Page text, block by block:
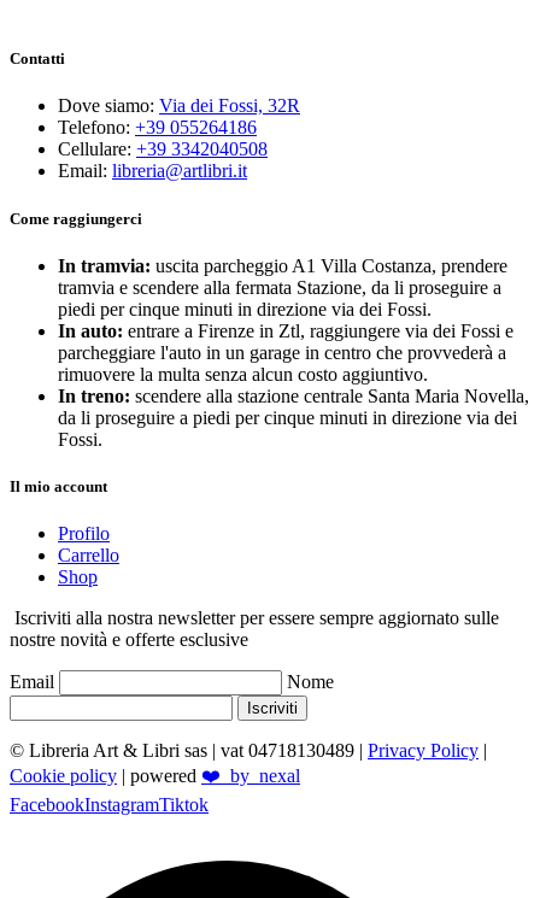
Contatti
Dove siamo: Via dei Fossi, 32R
Telefono: +39 055264186
Cellulare: +39 3342040508
Email: libreria@artlibri.it
Come raggiungerci
In tramvia: uscita parcheggio A1 Villa Costanza, prendere
tramvia e scendere alla fermata Stazione, da li proseguire a
piedi per cinque minuti in direzione via dei Fossi.
In auto: entrare a Firenze in Ztl, raggiungere via dei Fossi e
parcheggiare l'auto in un garage in centro che provvederà a
rimuovere la multa senza alcun costo aggiuntivo.
In treno: scendere alla stazione centrale Santa Maria Novella,
da li proseguire a piedi per cinque minuti in direzione via dei
Fossi.
Il mio account
Profilo
Carrello
Shop
Iscriviti alla nostra newsletter per essere sempre aggiornato sulle
nostre novità e offerte esclusive
Email Nome
Iscriviti
© Libreria Art & Libri sas | vat 04718130489 | Privacy Policy |
Cookie policy | powered ❤️_by_nexal
FacebookInstagramTiktok